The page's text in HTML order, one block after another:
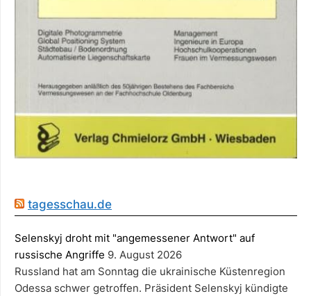
tagesschau.de
Selenskyj droht mit "angemessener Antwort" auf
russische Angriffe 9. August 2026
Russland hat am Sonntag die ukrainische Küstenregion
Odessa schwer getroffen. Präsident Selenskyj kündigte